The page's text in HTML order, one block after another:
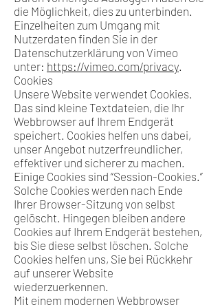
die Möglichkeit, dies zu unterbinden.
Einzelheiten zum Umgang mit
Nutzerdaten finden Sie in der
Datenschutzerklärung von Vimeo
unter: https://vimeo.com/privacy.
Cookies
Unsere Website verwendet Cookies.
Das sind kleine Textdateien, die Ihr
Webbrowser auf Ihrem Endgerät
speichert. Cookies helfen uns dabei,
unser Angebot nutzerfreundlicher,
effektiver und sicherer zu machen.
Einige Cookies sind “Session-Cookies.”
Solche Cookies werden nach Ende
Ihrer Browser-Sitzung von selbst
gelöscht. Hingegen bleiben andere
Cookies auf Ihrem Endgerät bestehen,
bis Sie diese selbst löschen. Solche
Cookies helfen uns, Sie bei Rückkehr
auf unserer Website
wiederzuerkennen.
Mit einem modernen Webbrowser